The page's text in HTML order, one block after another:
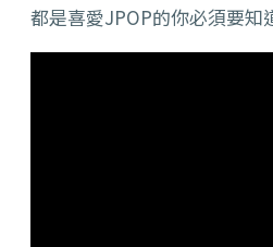
都是喜愛JPOP的你必須要知